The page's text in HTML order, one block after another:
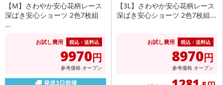
【M】さわやか安心花柄レース
深ばき安心ショーツ 2色7枚組
...
お試し費用 税込・送料込
9970円
参考価格 オープン
発送3日前後
【3L】さわやか安心花柄レース
深ばき安心ショーツ 2色7枚組...
お試し費用 税込・送料込
8970円
参考価格 オープン